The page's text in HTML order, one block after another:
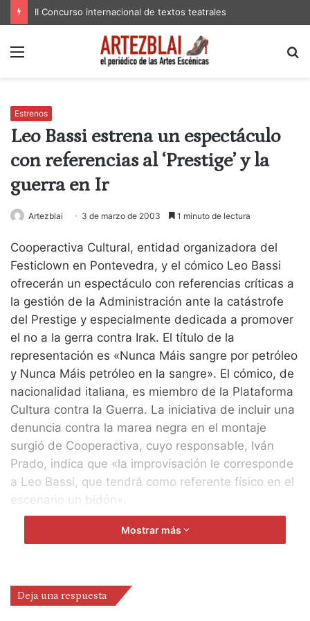
II Concurso internacional de textos teatrales
Menú
Estrenos
Leo Bassi estrena un espectáculo
con referencias al ‘Prestige’ y la
guerra en Ir
Artezblai 3 de marzo de 2003 1 minuto de lectura
Cooperactiva Cultural, entidad organizadora del
Festiclown en Pontevedra, y el cómico Leo Bassi
ofrecerán un espectáculo con referencias críticas a
la gestión de la Administración ante la catástrofe
del Prestige y especialmente dedicada a promover
el no a la gerra contra Irak. El título de la
representación es «Nunca Máis sangre por petróleo
y Nunca Máis petróleo en la sangre». El cómico, de
nacionalidad italiana, es miembro de la Plataforma
Cultura contra la Guerra. La iniciativa de incluir una
denuncia contra la marea negra en el montaje
surgió de Cooperactiva, cuyo responsable, Iván
Prado, indica que «la improvisación le corresponde
a Leo Bassi, que tendrá como referente físico en el
escenario un bidón».
Entre el petróleo que afectó a las costas gallegas y
el que estos artistas sitúan en el trasfondo de la
participación del público, en el que (partiendo de
instintos humanos como la venganza, el miedo o el
Mostrar más
Deja una respuesta